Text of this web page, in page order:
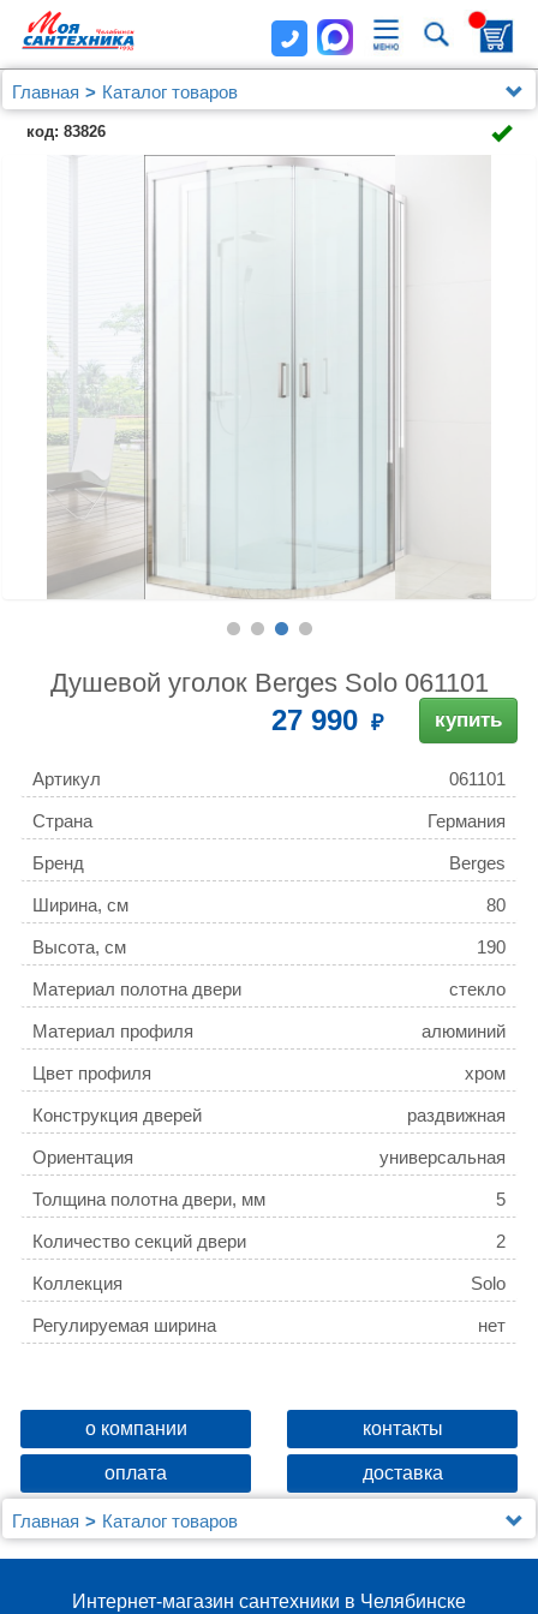
Главная
Каталог товаров
Душевые уголки, ограждения, поддоны
Душевые уголки 80x80 см
Душевой уголок Berges Solo 061101
код: 83826
Душевой уголок Berges Solo 061101
27 990 купить
Артикул 061101
Страна Германия
Бренд Berges
Ширина, см 80
Высота, см 190
Материал полотна двери стекло
Материал профиля алюминий
Цвет профиля хром
Конструкция дверей раздвижная
Ориентация универсальная
Толщина полотна двери, мм 5
Количество секций двери 2
Коллекция Solo
Регулируемая ширина нет
о компании контакты
оплата доставка
Главная
Каталог товаров
Душевые уголки, ограждения, поддоны
Душевой уголок Berges Solo 061101
Интернет-магазин сантехники в Челябинске